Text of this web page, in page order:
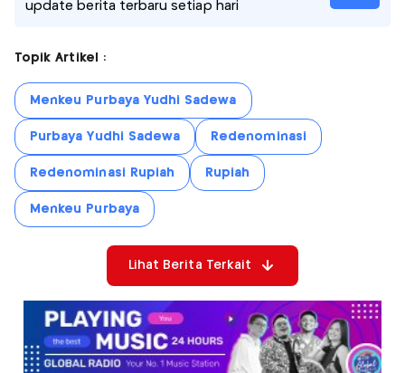
update berita terbaru setiap hari
Topik Artikel :
Menkeu Purbaya Yudhi Sadewa
Purbaya Yudhi Sadewa Redenominasi
Redenominasi Rupiah Rupiah
Menkeu Purbaya
Lihat Berita Terkait